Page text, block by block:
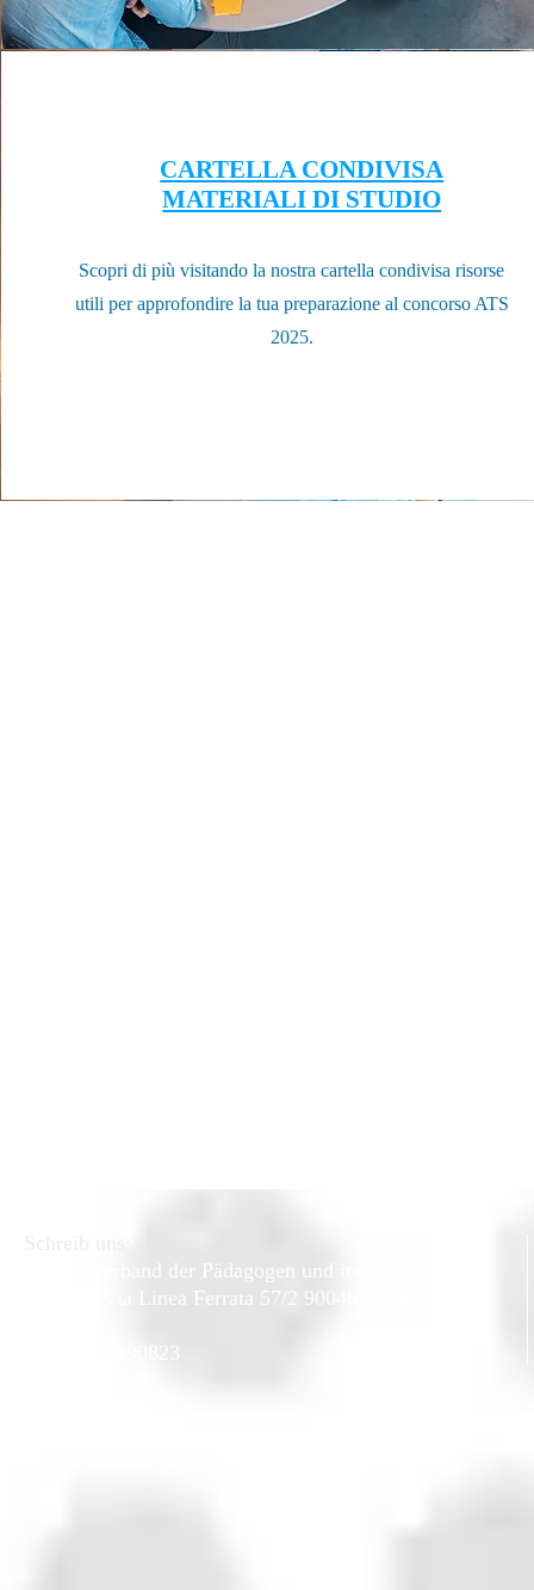
CARTELLA CONDIVISA
MATERIALI DI STUDIO
Scopri di più visitando la nostra cartella condivisa risorse
utili per approfondire la tua preparazione al concorso ATS
2025.
APEI - Verband der Pädagogen und italienischen
Via Linea Ferrata 57/2 90046 Monreale (PA).
97220390823